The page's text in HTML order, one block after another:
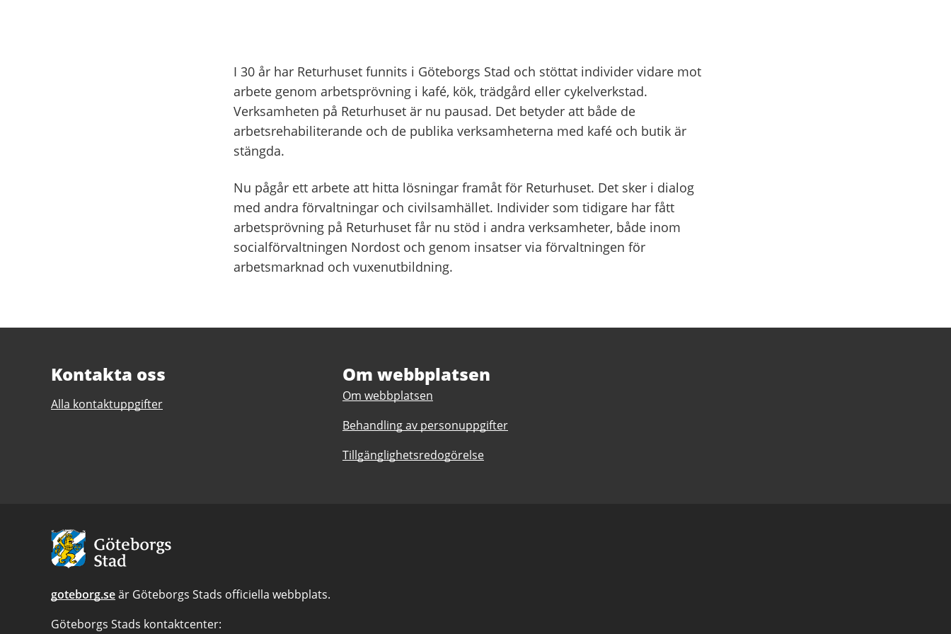
I 30 år har Returhuset funnits i Göteborgs Stad och stöttat individer vidare mot
arbete genom arbetsprövning i kafé, kök, trädgård eller cykelverkstad.
Verksamheten på Returhuset är nu pausad. Det betyder att både de
arbetsrehabiliterande och de publika verksamheterna med kafé och butik är
stängda.
Nu pågår ett arbete att hitta lösningar framåt för Returhuset. Det sker i dialog
med andra förvaltningar och civilsamhället. Individer som tidigare har fått
arbetsprövning på Returhuset får nu stöd i andra verksamheter, både inom
socialförvaltningen Nordost och genom insatser via förvaltningen för
arbetsmarknad och vuxenutbildning.
Kontakta oss
Alla kontaktuppgifter
Om webbplatsen
Om webbplatsen
Behandling av personuppgifter
Tillgänglighetsredogörelse
Avsändare:
Göteborgs
Stad
goteborg.seär Göteborgs Stads officiella webbplats.
Göteborgs Stads kontaktcenter: